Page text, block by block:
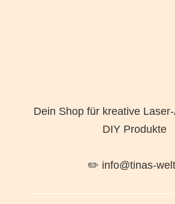
Dein Shop für kreative
DIY Produkte
✏️ info@tinas-